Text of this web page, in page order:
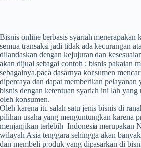
Bisnis online berbasis syariah menerapakan
semua transaksi jadi tidak ada kecurangan
dilandaskan dengan kejujuran dan
akan dijual sebagai contoh : bisnis pakaian
sebagainya.pada dasarnya konsumen
dipercaya dan dapat memberikan pelayanan
bisnis dengan ketentuan syariah ini lah
oleh konsumen.
Oleh karena itu salah satu jenis bisnis di
pilihan usaha yang menguntungkan karena
menjanjikan terlebih Indonesia merupakan
wilayah Asia tenggara sehingga akan
dan membeli produk yang dipasarkan di